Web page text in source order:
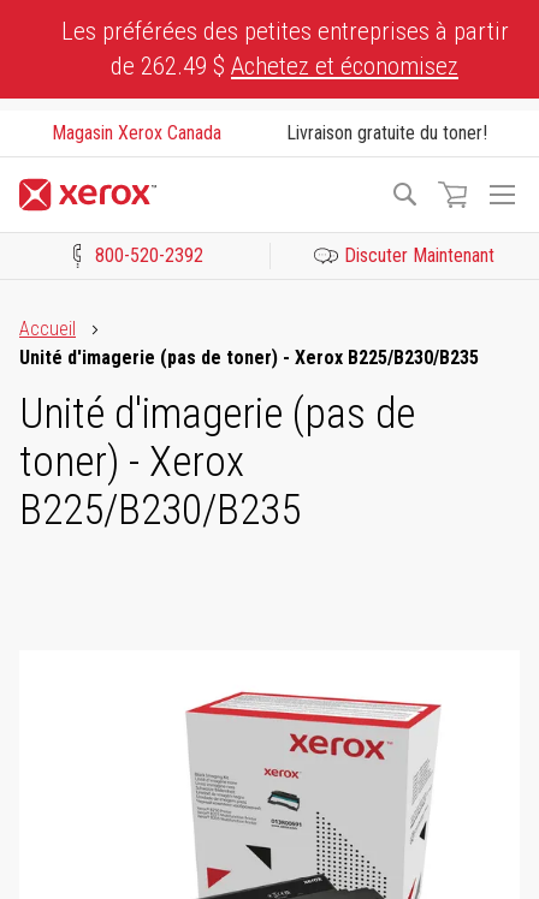
Les préférées des petites entreprises à partir
de 262.49 $ Achetez et économisez
Magasin Xerox Canada Livraison gratuite du toner!
Recherche
800-520-2392 Discuter Maintenant
Accueil
Unité d'imagerie (pas de toner) - Xerox B225/B230/B235
Unité d'imagerie (pas de
toner) - Xerox
B225/B230/B235